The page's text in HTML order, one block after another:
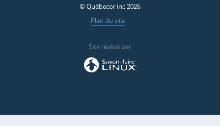
© Québecor inc 2026
Plan du site
Site réalisé par